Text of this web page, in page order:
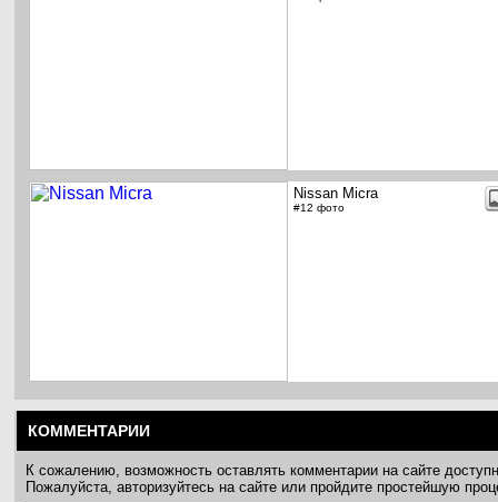
Nissan Micra
#12 фото
КОММЕНТАРИИ
К сожалению, возможность оставлять комментарии на сайте
Пожалуйста, авторизуйтесь на сайте или пройдите простейшую